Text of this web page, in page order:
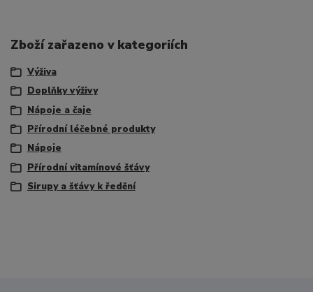
Zboží zařazeno v kategoriích
Výživa
Doplňky výživy
Nápoje a čaje
Přírodní léčebné produkty
Nápoje
Přírodní vitamínové šťávy
Sirupy a šťávy k ředění